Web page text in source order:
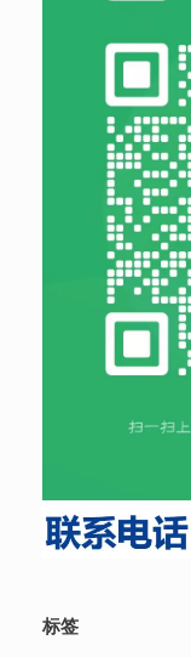
标签